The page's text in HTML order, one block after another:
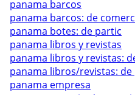
panama barcos
panama barcos: de comerc
panama botes: de partic
panama libros y revistas
panama libros y revistas:
panama libros/revistas:
panama empresa